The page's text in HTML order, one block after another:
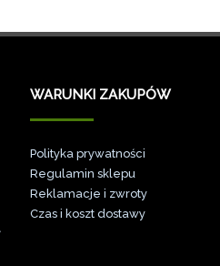
WARUNKI ZAKUPÓW
Polityka prywatności
Regulamin sklepu
Reklamacje i zwroty
Czas i koszt dostawy